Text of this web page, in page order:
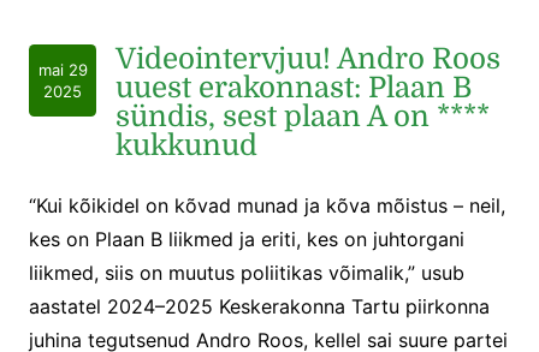
mai 29
2025
Videointervjuu! Andro Roos
uuest erakonnast: Plaan B
sündis, sest plaan A on ****
kukkunud
“Kui kõikidel on kõvad munad ja kõva mõistus – neil,
kes on Plaan B liikmed ja eriti, kes on juhtorgani
liikmed, siis on muutus poliitikas võimalik,” usub
aastatel 2024–2025 Keskerakonna Tartu piirkonna
juhina tegutsenud Andro Roos, kellel sai suure partei